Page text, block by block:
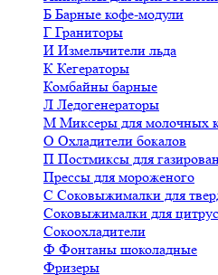
Б Барные кофе-модули
Г Граниторы
И Измельчители льда
К Кегераторы
Комбайны барные
Л Ледогенераторы
М Миксеры для молочных
О Охладители бокалов
П Постмиксы для
Прессы для мороженого
С Соковыжималки для
Соковыжималки для
Сокоохладители
Ф Фонтаны шоколадные
Фризеры